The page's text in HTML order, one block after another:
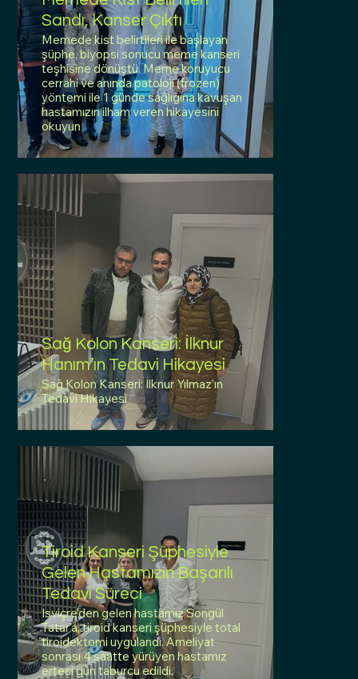
Sandı, Kanser Çıktı
Memede kist belirtileri ile başlayan
şüphe, biyopsi sonucu meme kanseri
teşhisine dönüştü. Meme koruyucu
cerrahi ve anında patoloji (frozen)
yöntemi ile 1 günde sağlığına kavuşan
hastamızın ilham veren hikayesini
okuyun
Sağ Kolon Kanseri: İlknur
Hanım’ın Tedavi Hikayesi
Sağ Kolon Kanseri: İlknur Yılmaz’ın
Tedavi Hikayesi
Tiroid Kanseri Şüphesiyle
Gelen Hastamızın Başarılı
Tedavi Süreci
İsviçre’den gelen hastamız Songül
Tatar’a, tiroid kanseri şüphesiyle total
tiroidektomi uygulandı. Ameliyat
sonrası 4 saatte yürüyen hastamız
ertesi gün taburcu edildi.